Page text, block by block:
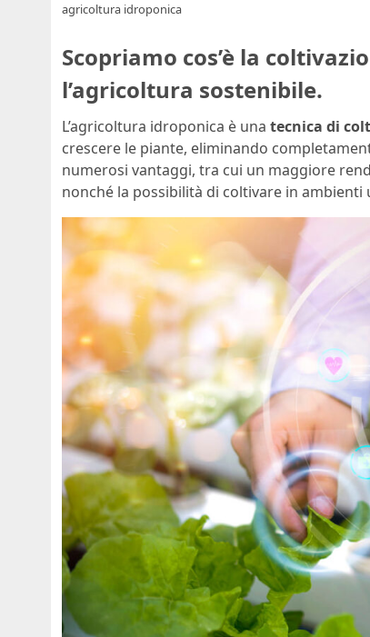
agricoltura idroponica
Scopriamo cos’è la
l’agricoltura sostenibile.
L’agricoltura idroponica è una tecnica di
crescere le piante, eliminando
numerosi vantaggi, tra cui un maggiore
nonché la possibilità di coltivare in